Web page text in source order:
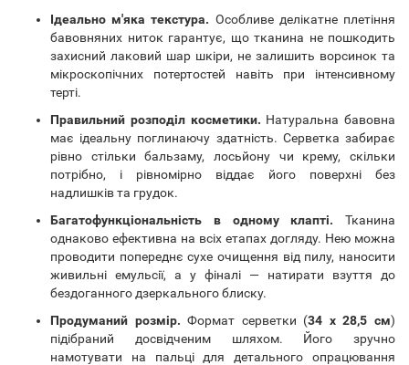
Ідеально м'яка текстура. Особливе делікатне плетіння
бавовняних ниток гарантує, що тканина не пошкодить
захисний лаковий шар шкіри, не залишить ворсинок та
мікроскопічних потертостей навіть при інтенсивному
терті.
Правильний розподіл косметики. Натуральна бавовна
має ідеальну поглинаючу здатність. Серветка забирає
рівно стільки бальзаму, лосьйону чи крему, скільки
потрібно, і рівномірно віддає його поверхні без
надлишків та грудок.
Багатофункціональність в одному клапті. Тканина
однаково ефективна на всіх етапах догляду. Нею можна
проводити попереднє сухе очищення від пилу, наносити
живильні емульсії, а у фіналі — натирати взуття до
бездоганного дзеркального блиску.
Продуманий розмір. Формат серветки (34 x 28,5 см)
підібраний досвідченим шляхом. Його зручно
намотувати на пальці для детального опрацювання